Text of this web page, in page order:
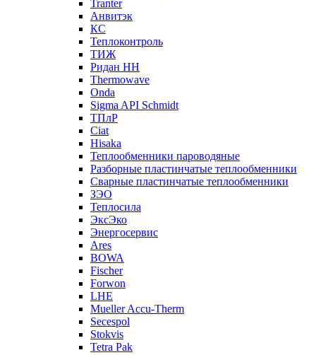
Tranter
Анвитэк
КС
Теплоконтроль
ТИЖ
Ридан НН
Thermowave
Onda
Sigma API Schmidt
ТПлР
Ciat
Hisaka
Теплообменники пароводяные
Разборные пластинчатые теплообменники
Сварные пластинчатые теплообменники
ЗЭО
Теплосила
ЭксЭко
Энергосервис
Ares
BOWA
Fischer
Forwon
LHE
Mueller Accu-Therm
Secespol
Stokvis
Tetra Pak